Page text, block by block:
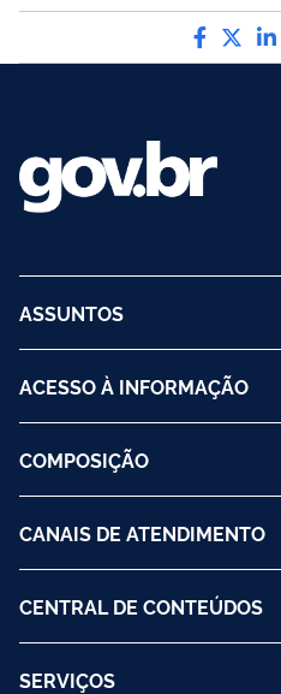
ASSUNTOS
ACESSO À INFORMAÇÃO
COMPOSIÇÃO
CANAIS DE ATENDIMENTO
CENTRAL DE CONTEÚDOS
SERVIÇOS